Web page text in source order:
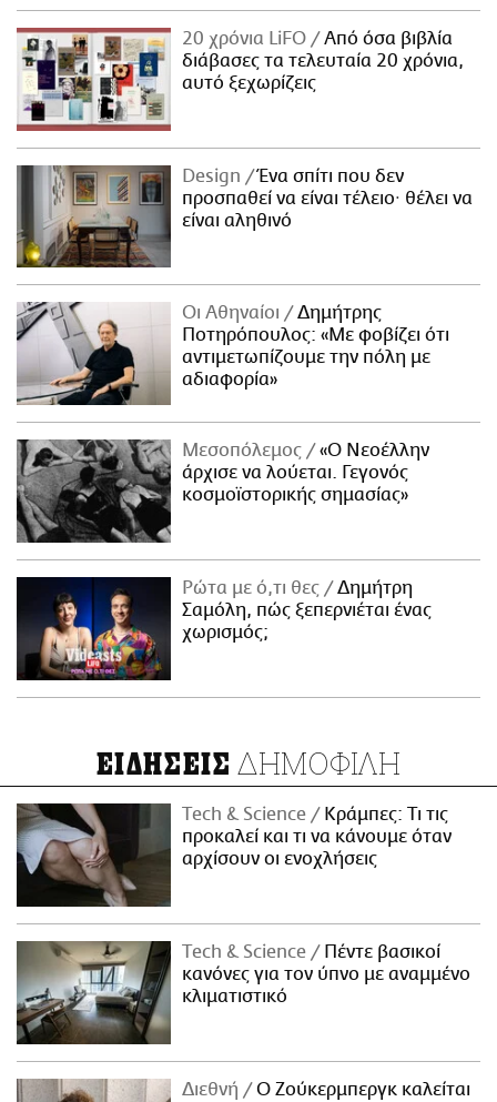
20 χρόνια LiFO
Από όσα βιβλία
διάβασες τα τελευταία 20 χρόνια,
αυτό ξεχωρίζεις
Design
Ένα σπίτι που δεν
προσπαθεί να είναι τέλειο· θέλει να
είναι αληθινό
Οι Αθηναίοι
Δημήτρης
Ποτηρόπουλος: «Με φοβίζει ότι
αντιμετωπίζουμε την πόλη με
αδιαφορία»
Μεσοπόλεμος
«Ο Νεοέλλην
άρχισε να λούεται. Γεγονός
κοσμοϊστορικής σημασίας»
Ρώτα με ό,τι θες
Δημήτρη
Σαμόλη, πώς ξεπερνιέται ένας
χωρισμός;
ΕΙΔΗΣΕΙΣ ΔΗΜΟΦΙΛΗ
Τech & Science
Κράμπες: Τι τις
προκαλεί και τι να κάνουμε όταν
αρχίσουν οι ενοχλήσεις
Τech & Science
Πέντε βασικοί
κανόνες για τον ύπνο με αναμμένο
κλιματιστικό
Διεθνή
Ο Ζούκερμπεργκ καλείται